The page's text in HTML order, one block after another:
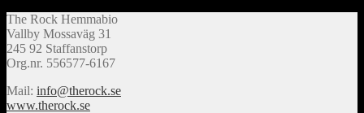
The Rock Hemmabio
Vallby Mossaväg 31
245 92 Staffanstorp
Org.nr. 556577-6167
Mail: info@therock.se
www.therock.se